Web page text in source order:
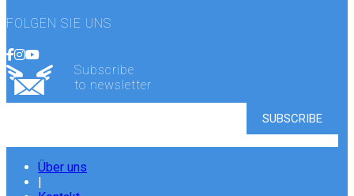
FOLGEN SIE UNS
Subscribe
to newsletter
Über uns